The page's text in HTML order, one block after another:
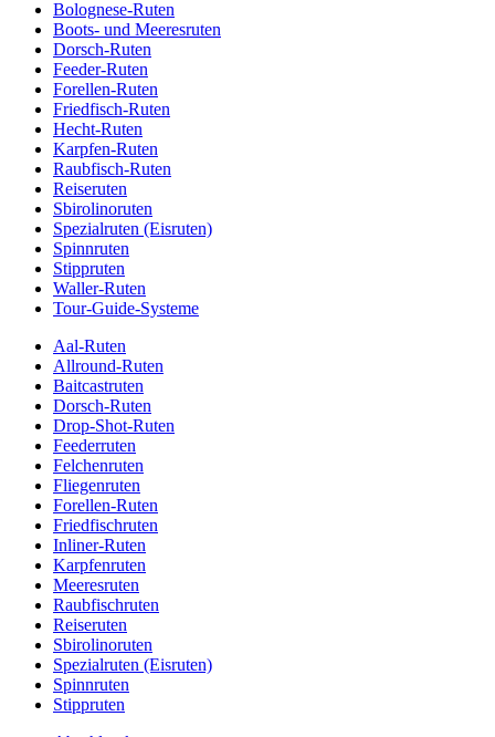
Bolognese-Ruten
Boots- und Meeresruten
Dorsch-Ruten
Feeder-Ruten
Forellen-Ruten
Friedfisch-Ruten
Hecht-Ruten
Karpfen-Ruten
Raubfisch-Ruten
Reiseruten
Sbirolinoruten
Spezialruten (Eisruten)
Spinnruten
Stippruten
Waller-Ruten
Tour-Guide-Systeme
Aal-Ruten
Allround-Ruten
Baitcastruten
Dorsch-Ruten
Drop-Shot-Ruten
Feederruten
Felchenruten
Fliegenruten
Forellen-Ruten
Friedfischruten
Inliner-Ruten
Karpfenruten
Meeresruten
Raubfischruten
Reiseruten
Sbirolinoruten
Spezialruten (Eisruten)
Spinnruten
Stippruten